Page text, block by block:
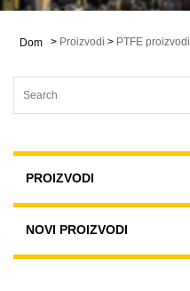
Dom > Proizvodi > PTFE proizvodi
PROIZVODI
NOVI PROIZVODI